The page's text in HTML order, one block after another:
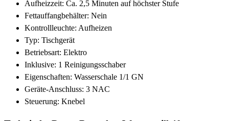
Aufheizzeit: Ca. 2,5 Minuten auf höchster Stufe
Fettauffangbehälter: Nein
Kontrollleuchte: Aufheizen
Typ: Tischgerät
Betriebsart: Elektro
Inklusive: 1 Reinigungsschaber
Eigenschaften: Wasserschale 1/1 GN
Geräte-Anschluss: 3 NAC
Steuerung: Knebel